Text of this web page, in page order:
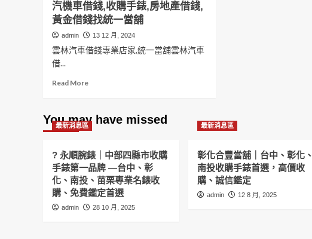
汽機車借錢,收購手錶,房地產借錢,
黃金借錢找統一當舖
admin 13 12 月, 2024
雲林汽車借錢專業店家,統一當舖雲林汽車
借...
Read MoreRead
雲
林
車
借
錢
專
業
店
You may have missed
最新消息區
? 永順腕錶｜中部四縣市收購
手錶第一品牌 —台中、彰
化、南投、苗栗專業名錶收
購、免費鑑定首選
admin 28 10 月, 2025
最新消息區
彰化合豐當舖｜台中、彰化、
南投收購手錶首選，高價收
購、誠信鑑定
admin 12 8 月, 2025